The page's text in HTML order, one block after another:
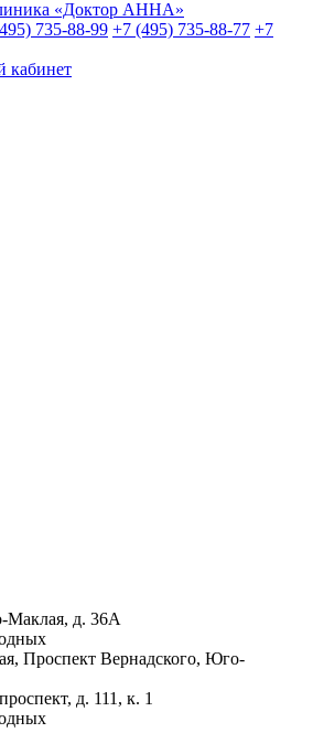
735-88-99 +7 (495) 735-88-77 +7
кабинет
Маклая, д. 36А
Проспект Вернадского, Юго-
д. 111, к. 1